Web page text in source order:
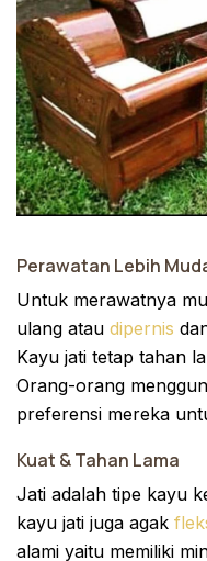
Perawatan Lebih
Untuk merawatnya
ulang atau dipernis
Kayu jati tetap tahan
Orang-orang
preferensi mereka
Kuat & Tahan Lama
Jati adalah tipe kayu
kayu jati juga agak
alami yaitu memiliki